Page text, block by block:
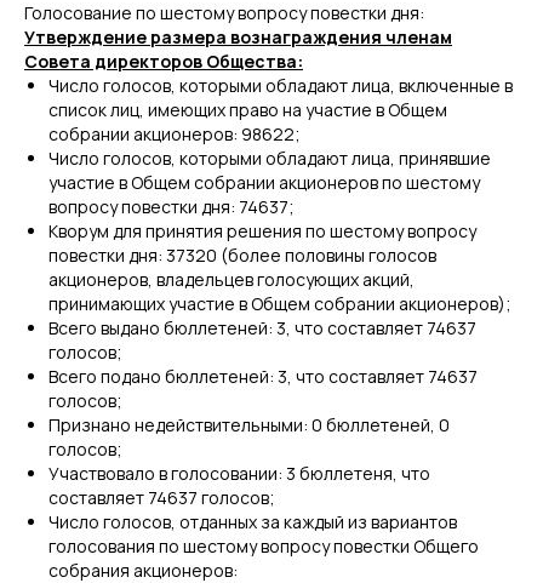
Голосование по шестому вопросу повестки дня:
Утверждение размера вознаграждения членам
Совета директоров Общества:
Число голосов, которыми обладают лица, включенные в
список лиц, имеющих право на участие в Общем
собрании акционеров: 98622;
Число голосов, которыми обладают лица, принявшие
участие в Общем собрании акционеров по шестому
вопросу повестки дня: 74637;
Кворум для принятия решения по шестому вопросу
повестки дня: 37320 (более половины голосов
акционеров, владельцев голосующих акций,
принимающих участие в Общем собрании акционеров);
Всего выдано бюллетеней: 3, что составляет 74637
голосов;
Всего подано бюллетеней: 3, что составляет 74637
голосов;
Признано недействительными: 0 бюллетеней, 0
голосов;
Участвовало в голосовании: 3 бюллетеня, что
составляет 74637 голосов;
Число голосов, отданных за каждый из вариантов
голосования по шестому вопросу повестки Общего
собрания акционеров: